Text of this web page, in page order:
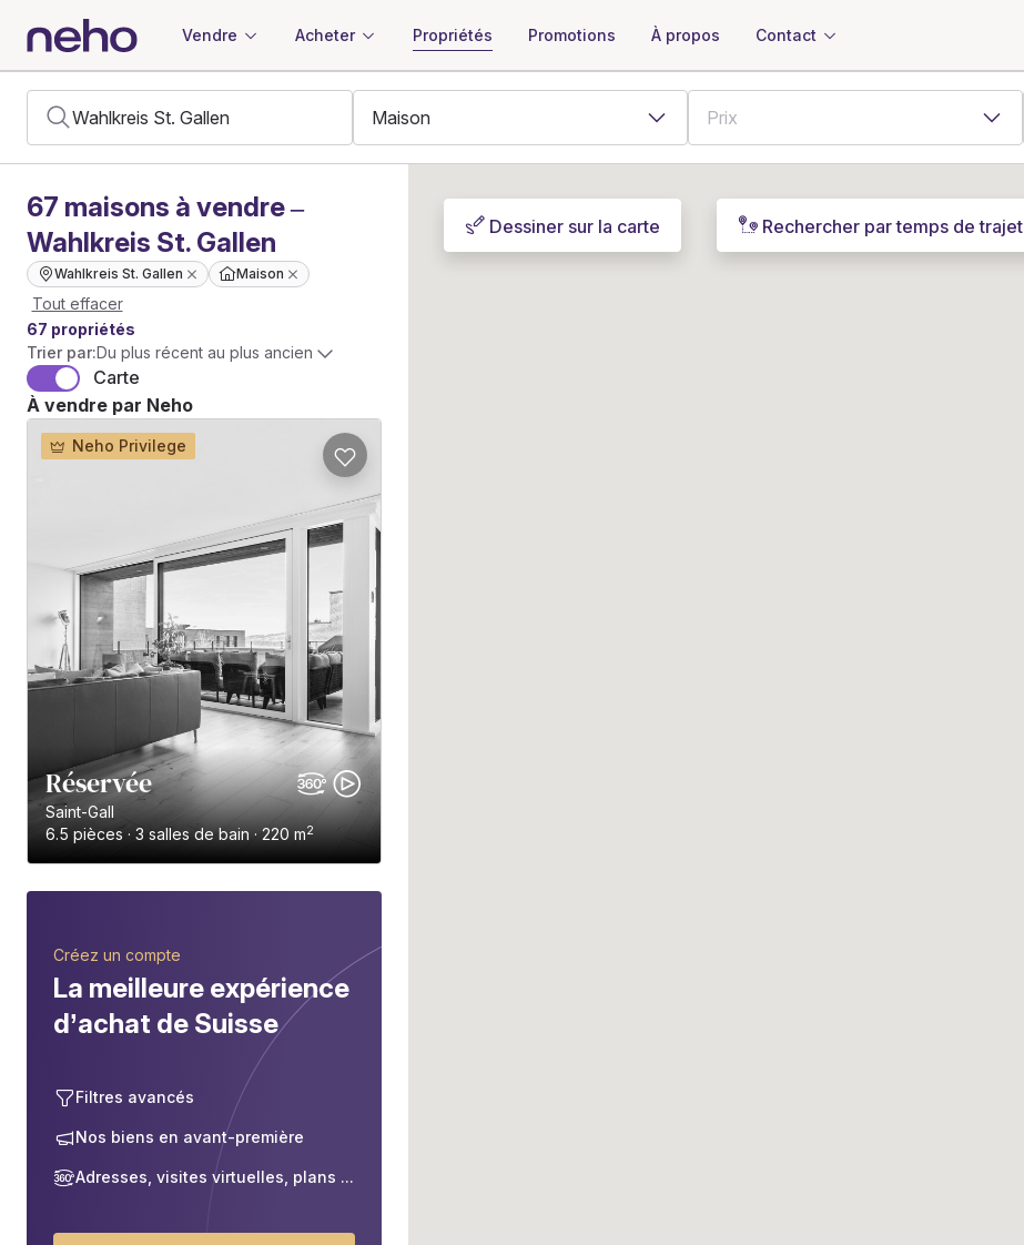
Vendre Acheter Propriétés Promotions À propos Contact
67 maisons à vendre –
Wahlkreis St. Gallen
Wahlkreis St. Gallen Maison
Tout effacer
67 propriétés
Trier par:Du plus récent au plus ancien
Carte
À vendre par Neho
Réservée
Saint-Gall
6.5 pièces · 3 salles de bain · 220 m2
Neho Privilege
Créez un compte
La meilleure expérience
d’achat de Suisse
Filtres avancés
Nos biens en avant-première
Adresses, visites virtuelles, plans ...
Dessiner sur la carte Rechercher par temps de trajet